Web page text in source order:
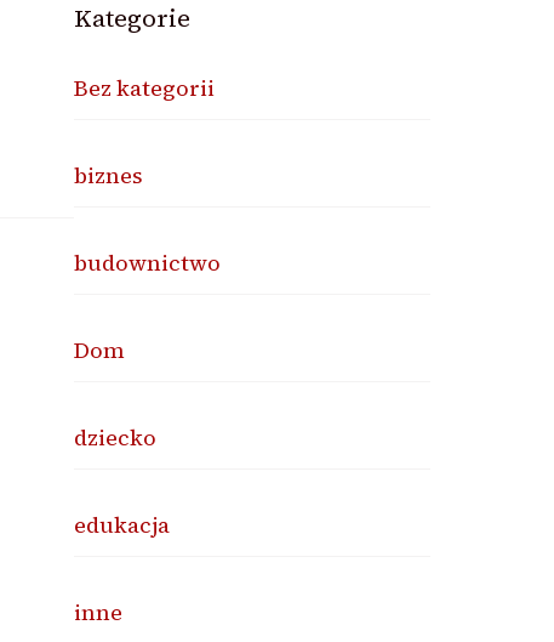
Kategorie
Bez kategorii
biznes
budownictwo
Dom
dziecko
edukacja
inne